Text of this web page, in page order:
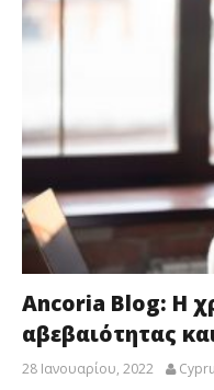
Ancoria Blog: Η
αβεβαιότητας
28 Ιανουαρίου, 2022